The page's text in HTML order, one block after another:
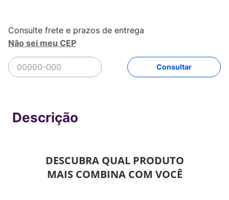
Não sei meu CEP
R$34,90
34